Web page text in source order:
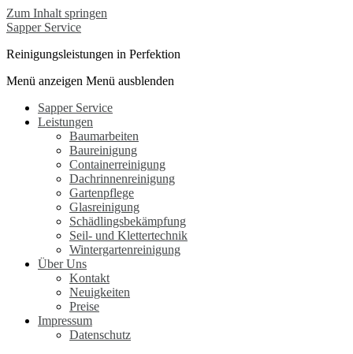
Zum Inhalt springen
Sapper Service
Reinigungsleistungen in Perfektion
Menü anzeigen Menü ausblenden
Sapper Service
Leistungen
Baumarbeiten
Baureinigung
Containerreinigung
Dachrinnenreinigung
Gartenpflege
Glasreinigung
Schädlingsbekämpfung
Seil- und Klettertechnik
Wintergartenreinigung
Über Uns
Kontakt
Neuigkeiten
Preise
Impressum
Datenschutz